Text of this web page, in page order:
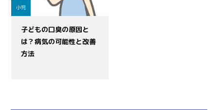
小児
子どもの口臭の原因と
は？病気の可能性と改善
方法